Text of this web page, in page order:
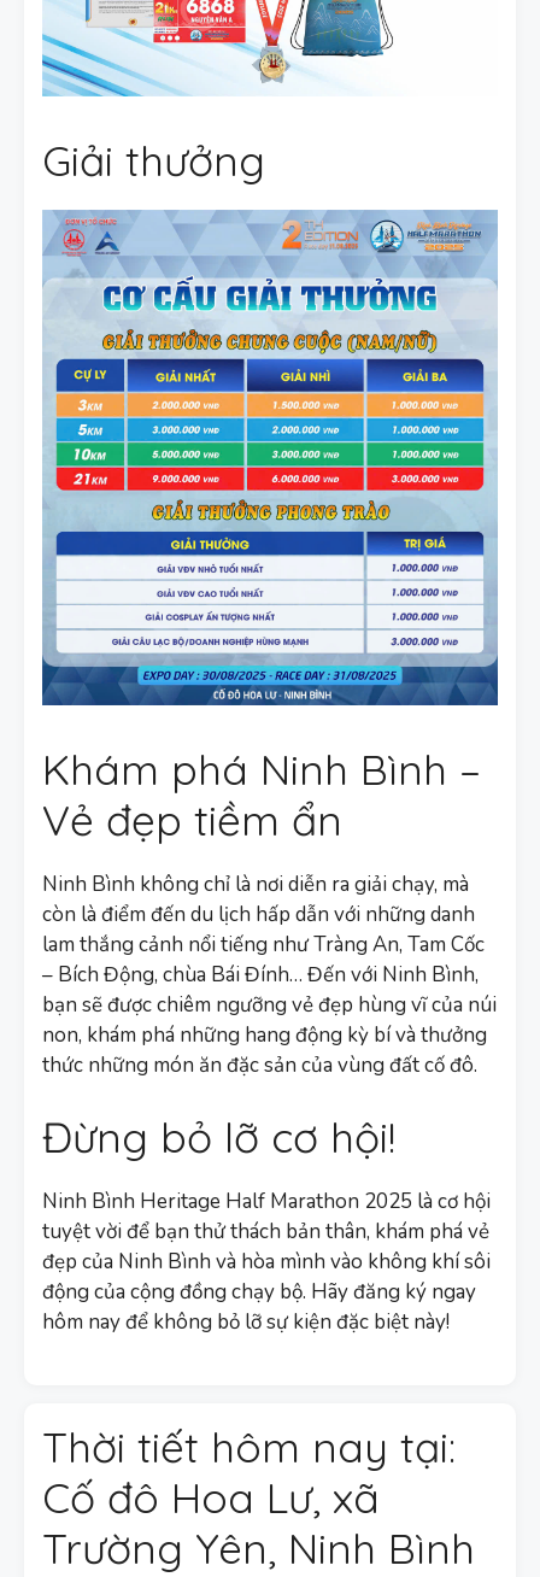
Giải thưởng
Khám phá Ninh Bình –
Vẻ đẹp tiềm ẩn
Ninh Bình không chỉ là nơi diễn ra giải chạy, mà
còn là điểm đến du lịch hấp dẫn với những danh
lam thắng cảnh nổi tiếng như Tràng An, Tam Cốc
– Bích Động, chùa Bái Đính… Đến với Ninh Bình,
bạn sẽ được chiêm ngưỡng vẻ đẹp hùng vĩ của núi
non, khám phá những hang động kỳ bí và thưởng
thức những món ăn đặc sản của vùng đất cố đô.
Đừng bỏ lỡ cơ hội!
Ninh Bình Heritage Half Marathon 2025 là cơ hội
tuyệt vời để bạn thử thách bản thân, khám phá vẻ
đẹp của Ninh Bình và hòa mình vào không khí sôi
động của cộng đồng chạy bộ. Hãy đăng ký ngay
hôm nay để không bỏ lỡ sự kiện đặc biệt này!
Thời tiết hôm nay tại:
Cố đô Hoa Lư, xã
Trường Yên, Ninh Bình